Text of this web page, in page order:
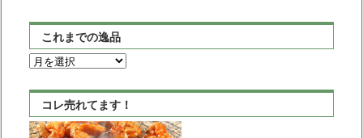
これまでの逸品
こ
ま
の
コレ売れてます！